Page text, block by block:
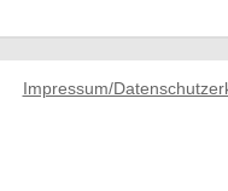
Impressum/